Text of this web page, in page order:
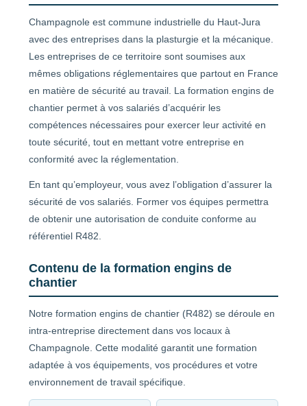
Champagnole est commune industrielle du Haut-Jura
avec des entreprises dans la plasturgie et la mécanique.
Les entreprises de ce territoire sont soumises aux
mêmes obligations réglementaires que partout en France
en matière de sécurité au travail. La formation engins de
chantier permet à vos salariés d’acquérir les
compétences nécessaires pour exercer leur activité en
toute sécurité, tout en mettant votre entreprise en
conformité avec la réglementation.
En tant qu’employeur, vous avez l’obligation d’assurer la
sécurité de vos salariés. Former vos équipes permettra
de obtenir une autorisation de conduite conforme au
référentiel R482.
Contenu de la formation engins de
chantier
Notre formation engins de chantier (R482) se déroule en
intra-entreprise directement dans vos locaux à
Champagnole. Cette modalité garantit une formation
adaptée à vos équipements, vos procédures et votre
environnement de travail spécifique.